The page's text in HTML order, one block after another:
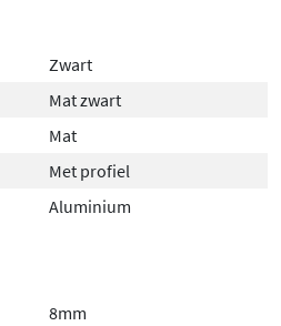
Zwart
Mat zwart
Mat
Met profiel
Aluminium
8mm